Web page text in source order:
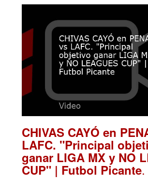
CHIVAS CAYÓ en
LAFC. "Principal
ganar LIGA MX y NO
CUP" | Futbol Picante